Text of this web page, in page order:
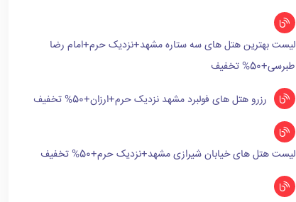
لیست بهترین هتل های سه ستاره مشهد+نزدیک حرم+امام رضا
طبرسی+50% تخفیف
رزرو هتل های فولبرد مشهد نزدیک حرم+ارزان+50% تخفیف
لیست هتل های خیابان شیرازی مشهد+نزدیک حرم+50% تخفیف